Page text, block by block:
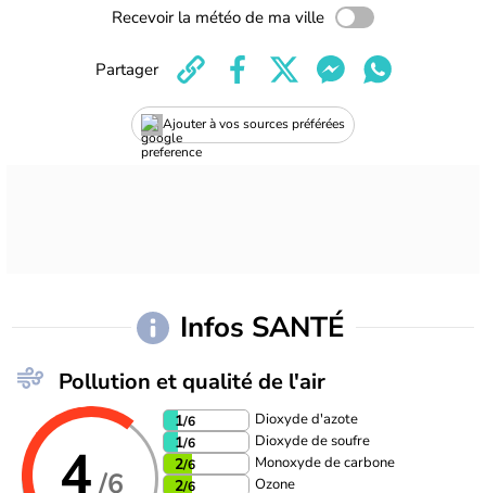
Recevoir la météo de ma ville
Ajouter à vos sources préférées
Partager
Infos SANTÉ
Pollution et qualité de l'air
4 /6
1/6 Dioxyde d'azote
1/6 Dioxyde de soufre
2/6 Monoxyde de carbone
2/6 Ozone